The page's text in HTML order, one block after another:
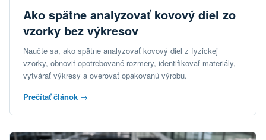
Ako spätne analyzovať kovový diel zo
vzorky bez výkresov
Naučte sa, ako spätne analyzovať kovový diel z fyzickej
vzorky, obnoviť opotrebované rozmery, identifikovať materiály,
vytvárať výkresy a overovať opakovanú výrobu.
Prečítať článok →